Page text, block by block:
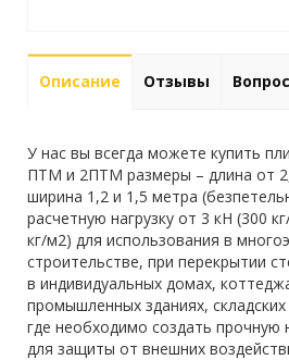
Описание Отзывы
У нас вы всегда можете купить
ПТМ и 2ПТМ размеры – длина от
ширина 1,2 и 1,5 метра
расчетную нагрузку от 3 кН (300
кг/м2) для использования в
строительстве, при перекрытии
в индивидуальных домах,
промышленных зданиях,
где необходимо создать прочную
для защиты от внешних